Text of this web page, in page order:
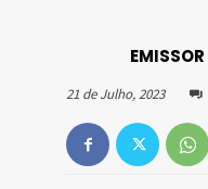
EMISSOR
21 de Julho, 2023